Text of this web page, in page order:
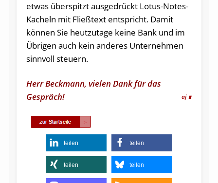
etwas überspitzt ausgedrückt Lotus-Notes-
Kacheln mit Fließtext entspricht. Damit
können Sie heutzutage keine Bank und im
Übrigen auch kein anderes Unternehmen
sinnvoll steuern.
Herr Beckmann, vielen Dank für das
Gespräch!
aj
teilen teilen
teilen teilen